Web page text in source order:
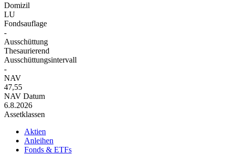
Domizil
LU
Fondsauflage
-
Ausschüttung
Thesaurierend
Ausschüttungsintervall
-
NAV
47,55
NAV Datum
6.8.2026
Assetklassen
Aktien
Anleihen
Fonds & ETFs